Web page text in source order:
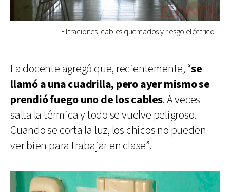
Filtraciones, cables quemados y riesgo eléctrico
La docente agregó que, recientemente, “se
llamó a una cuadrilla, pero ayer mismo se
prendió fuego uno de los cables. A veces
salta la térmica y todo se vuelve peligroso.
Cuando se corta la luz, los chicos no pueden
ver bien para trabajar en clase”.